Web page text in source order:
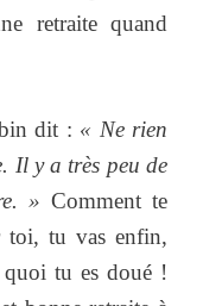
retraite quand
dit : « Ne rien
Il y a très peu de
» Comment te
toi, tu vas enfin,
quoi tu es doué !